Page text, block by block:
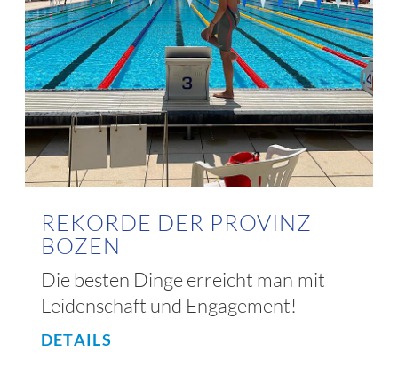
REKORDE DER PROVINZ
BOZEN
Die besten Dinge erreicht man mit
Leidenschaft und Engagement!
DETAILS